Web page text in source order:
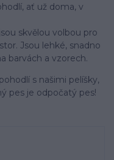
ať už doma, v
skvělou volbou pro
Jsou lehké, snadno
barvách a vzorech.
s našimi pelíšky,
pes je odpočatý pes!